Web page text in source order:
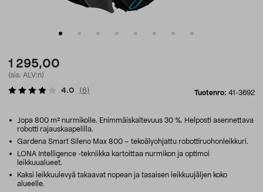
1 295,00
(sis. ALV:n)
Tuotenro: 41-3692
4.0 (6)
Jopa 800 m² nurmikolle. Enimmäiskaltevuus 30 %. Helposti asennettava
robotti rajauskaapelilla.
Gardena Smart Sileno Max 800 – tekoälyohjattu robottiruohonleikkuri.
LONA Intelligence -tekniikka kartoittaa nurmikon ja optimoi
leikkuualueet.
Kaksi leikkuulevyä takaavat nopean ja tasaisen leikkuujäljen koko
alueelle.